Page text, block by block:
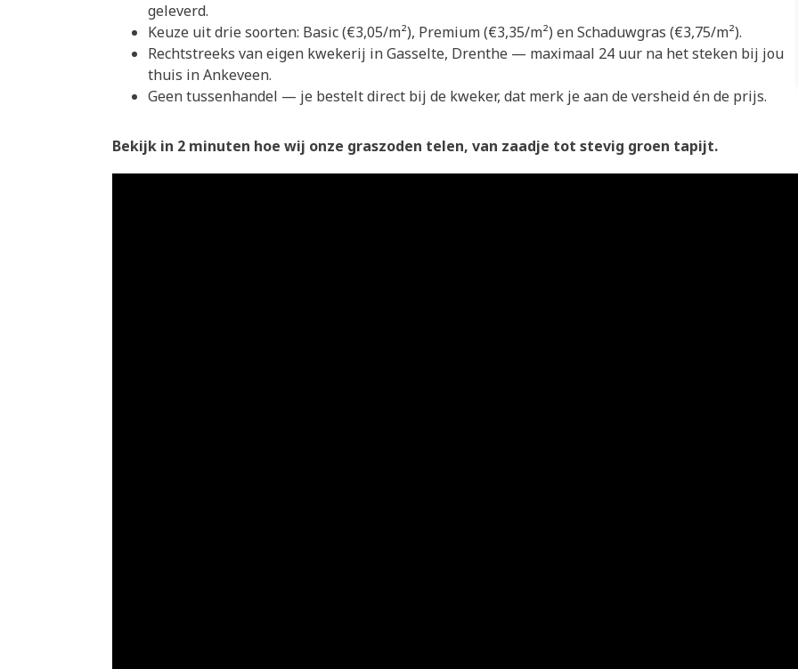
geleverd.
Keuze uit drie soorten: Basic (€3,05/m²), Premium (€3,35/m²) en Schaduwgras (€3,75/m²).
Rechtstreeks van eigen kwekerij in Gasselte, Drenthe — maximaal 24 uur na het steken bij jou
thuis in Ankeveen.
Geen tussenhandel — je bestelt direct bij de kweker, dat merk je aan de versheid én de prijs.
Bekijk in 2 minuten hoe wij onze graszoden telen, van zaadje tot stevig groen tapijt.